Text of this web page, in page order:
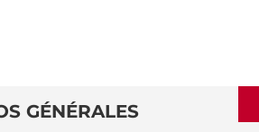
GÉNÉRALES